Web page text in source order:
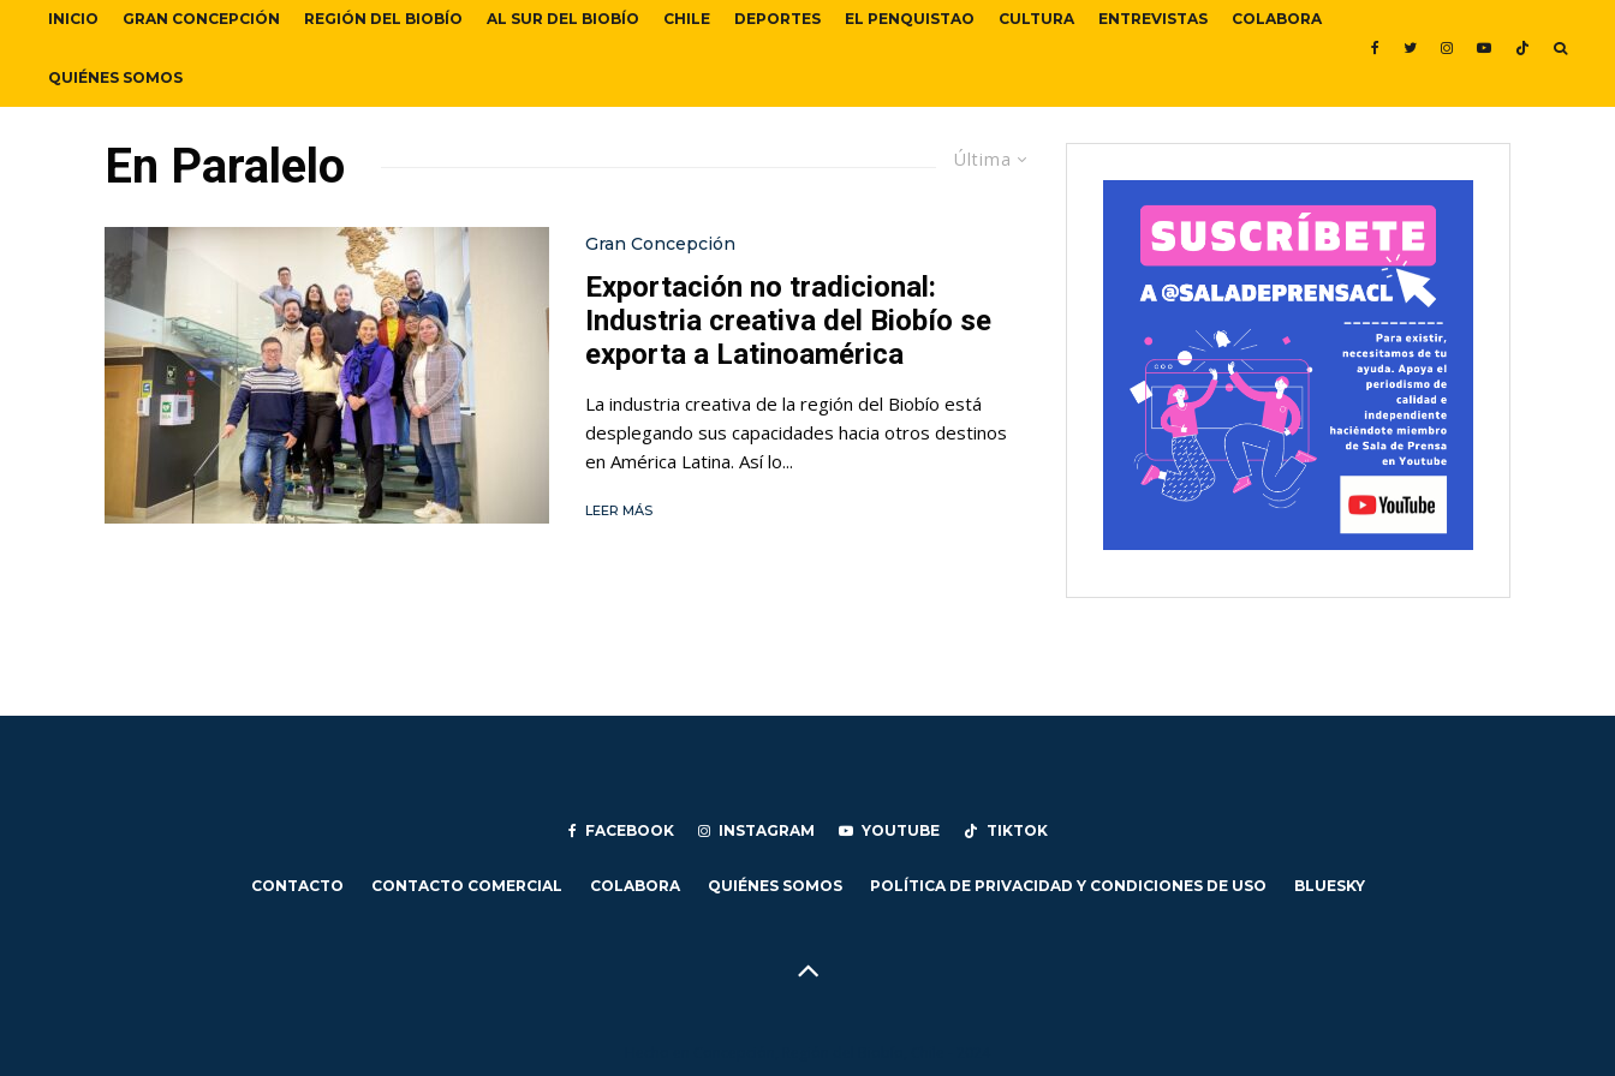
INICIO GRAN CONCEPCIÓN REGIÓN DEL BIOBÍO AL SUR DEL BIOBÍO CHILE DEPORTES EL PENQUISTAO CULTURA ENTREVISTAS COLABORA
QUIÉNES SOMOS
Última
En Paralelo
Gran Concepción
Exportación no tradicional:
Industria creativa del Biobío se
exporta a Latinoamérica
La industria creativa de la región del Biobío está
desplegando sus capacidades hacia otros destinos
en América Latina. Así lo...
LEER MÁS
FACEBOOK INSTAGRAM YOUTUBE TIKTOK
CONTACTO CONTACTO COMERCIAL COLABORA QUIÉNES SOMOS POLÍTICA DE PRIVACIDAD Y CONDICIONES DE USO BLUESKY